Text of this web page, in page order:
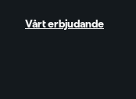
Vårt erbjudande